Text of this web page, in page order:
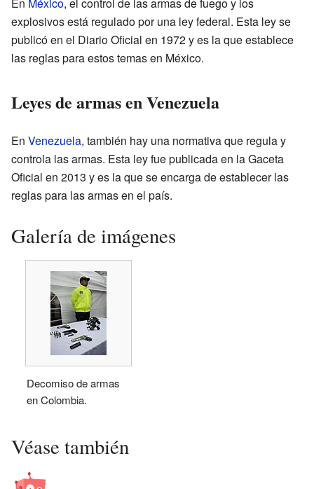
En México, el control de las armas de fuego y los
explosivos está regulado por una ley federal. Esta ley se
publicó en el Diario Oficial en 1972 y es la que establece
las reglas para estos temas en México.
Leyes de armas en Venezuela
En Venezuela, también hay una normativa que regula y
controla las armas. Esta ley fue publicada en la Gaceta
Oficial en 2013 y es la que se encarga de establecer las
reglas para las armas en el país.
Galería de imágenes
Decomiso de armas
en Colombia.
Véase también